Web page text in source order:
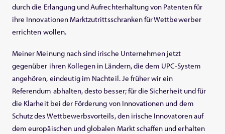
durch die Erlangung und Aufrechterhaltung von Patenten für
ihre Innovationen Marktzutrittsschranken für Wettbewerber
errichten wollen.
Meiner Meinung nach sind irische Unternehmen jetzt
gegenüber ihren Kollegen in Ländern, die dem UPC-System
angehören, eindeutig im Nachteil. Je früher wir ein
Referendum abhalten, desto besser; für die Sicherheit und für
die Klarheit bei der Förderung von Innovationen und dem
Schutz des Wettbewerbsvorteils, den irische Innovatoren auf
dem europäischen und globalen Markt schaffen und erhalten